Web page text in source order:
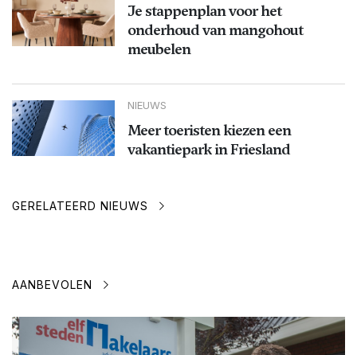
Je stappenplan voor het
onderhoud van mangohout
meubelen
NIEUWS
Meer toeristen kiezen een
vakantiepark in Friesland
GERELATEERD NIEUWS
AANBEVOLEN